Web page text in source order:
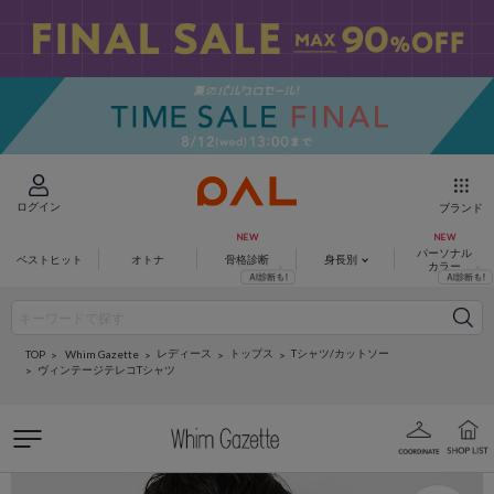
ログイン ブランド
ベストヒット オトナ 骨格診断 身長別
パーソナル
カラー
TOP Whim Gazette レディース トップス
Tシャツ/カットソー
ヴィンテージテレコTシャツ